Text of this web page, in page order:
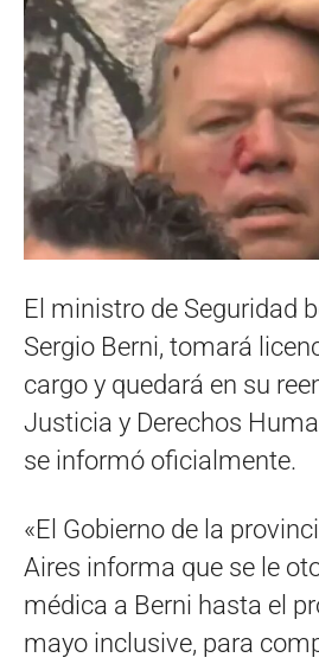
El ministro de Seguridad
Sergio Berni, tomará
cargo y quedará en su
Justicia y Derechos
se informó oficialmente.
«El Gobierno de la
Aires informa que se le
médica a Berni hasta el
mayo inclusive, para